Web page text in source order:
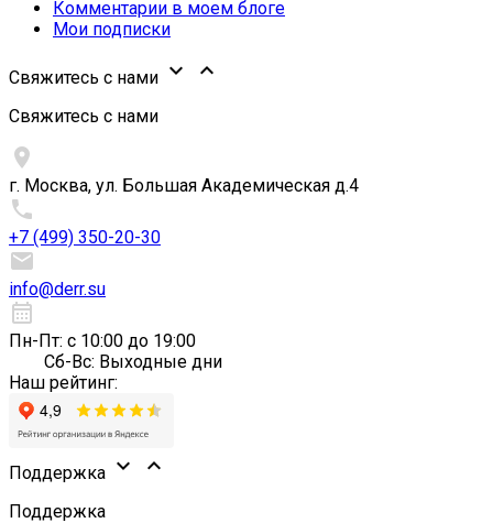
Комментарии в моем блоге
Мои подписки
Свяжитесь с нами  
Свяжитесь с нами

г. Москва, ул. Большая Академическая д.4

+7 (499) 350-20-30

info@derr.su
calendar_month
Пн-Пт: с 10:00 до 19:00
Сб-Вс: Выходные дни
Наш рейтинг:
Поддержка  
Поддержка